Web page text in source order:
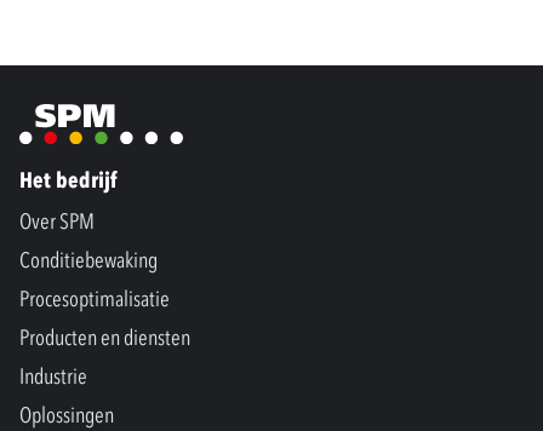
Het bedrijf
Over SPM
Conditiebewaking
Procesoptimalisatie
Producten en diensten
Industrie
Oplossingen